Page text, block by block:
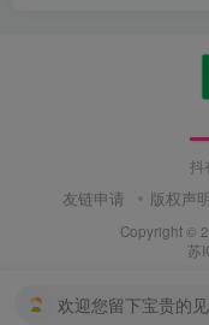
抖
友链申请 版权声
Copyright ©
苏
欢迎您留下宝贵的见